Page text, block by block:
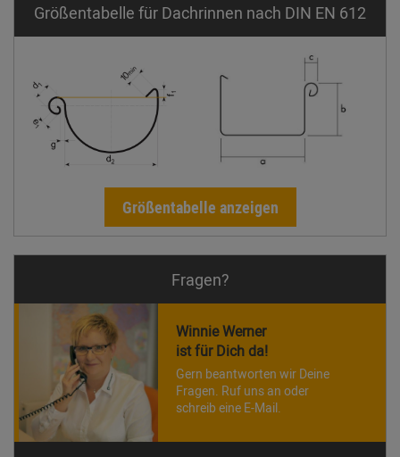
Größentabelle für Dachrinnen nach DIN EN 612
Größentabelle anzeigen
Fragen?
Winnie Werner
ist für Dich da!
Gern beantworten wir Deine
Fragen. Ruf uns an oder
schreib eine E-Mail.